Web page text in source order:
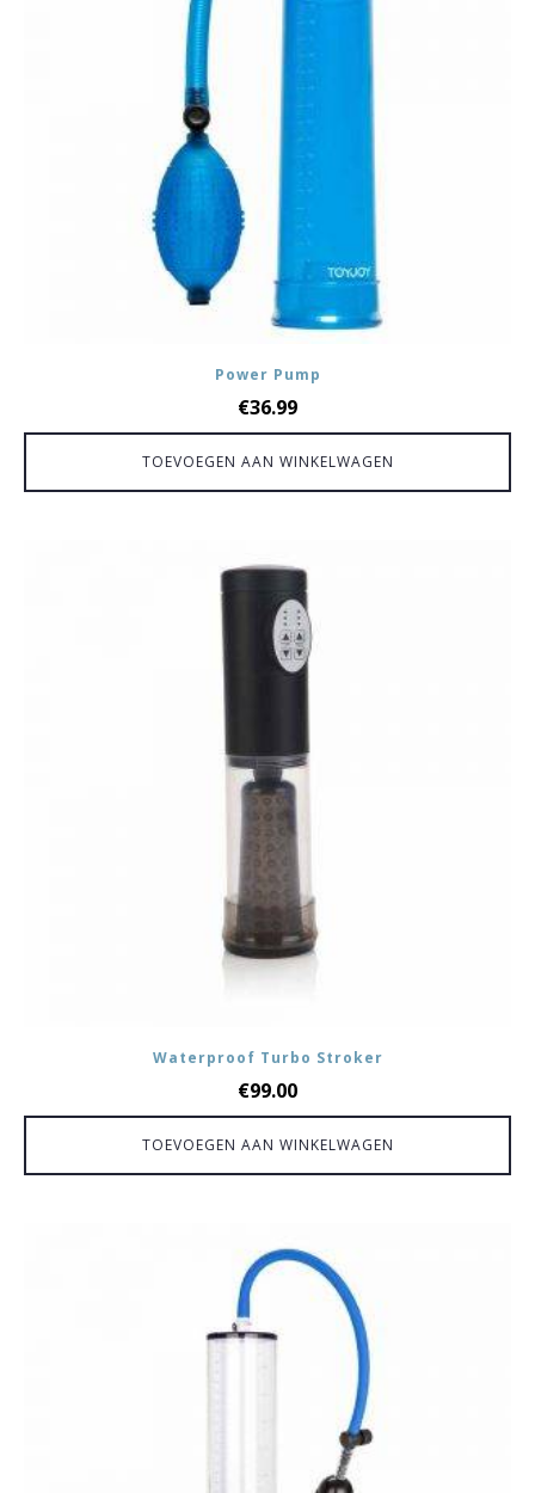
Power Pump
€36.99
TOEVOEGEN AAN WINKELWAGEN
Waterproof Turbo Stroker
€99.00
TOEVOEGEN AAN WINKELWAGEN